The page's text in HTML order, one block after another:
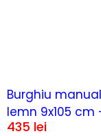
Burghiu
lemn 9x105 cm
435 lei